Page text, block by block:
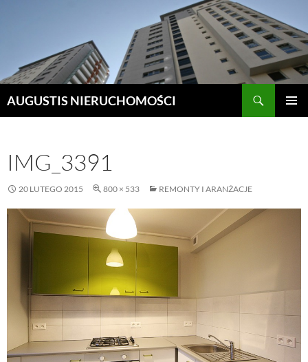
AUGUSTIS NIERUCHOMOŚCI
IMG_3391
20 LUTEGO 2015 800 × 533 REMONTY I ARANŻACJE